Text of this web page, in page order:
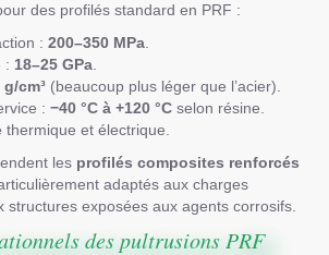
des profilés standard en PRF :
: 200–350 MPa
: 18–25 GPa
g/cm³ (beaucoup plus léger que l’acier).
: −40 °C à +120 °C selon résine.
et électrique.
les profilés composites renforcés
adaptés aux charges
structures exposées aux agents corrosifs.
des pultrusions PRF